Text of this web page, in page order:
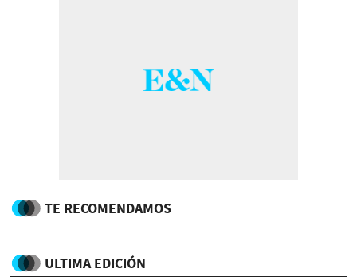
TE RECOMENDAMOS
ULTIMA EDICIÓN